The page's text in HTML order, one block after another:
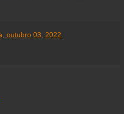
outubro 03, 2022